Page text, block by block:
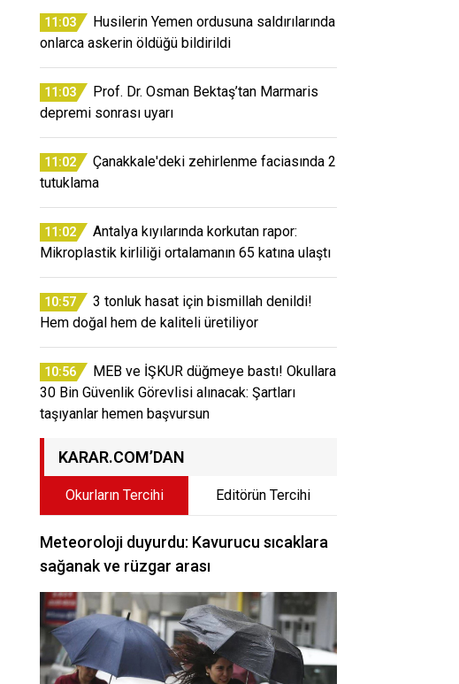
11:03
Husilerin Yemen ordusuna saldırılarında
onlarca askerin öldüğü bildirildi
11:03
Prof. Dr. Osman Bektaş’tan Marmaris
depremi sonrası uyarı
11:02
Çanakkale'deki zehirlenme faciasında 2
tutuklama
11:02
Antalya kıyılarında korkutan rapor:
Mikroplastik kirliliği ortalamanın 65 katına ulaştı
10:57
3 tonluk hasat için bismillah denildi!
Hem doğal hem de kaliteli üretiliyor
10:56
MEB ve İŞKUR düğmeye bastı! Okullara
30 Bin Güvenlik Görevlisi alınacak: Şartları
taşıyanlar hemen başvursun
KARAR.COM’DAN
Okurların Tercihi Editörün Tercihi
Meteoroloji duyurdu: Kavurucu sıcaklara
sağanak ve rüzgar arası